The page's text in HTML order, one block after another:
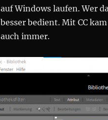
auf Windows laufen. Wer
besser bedient. Mit CC
auch immer.